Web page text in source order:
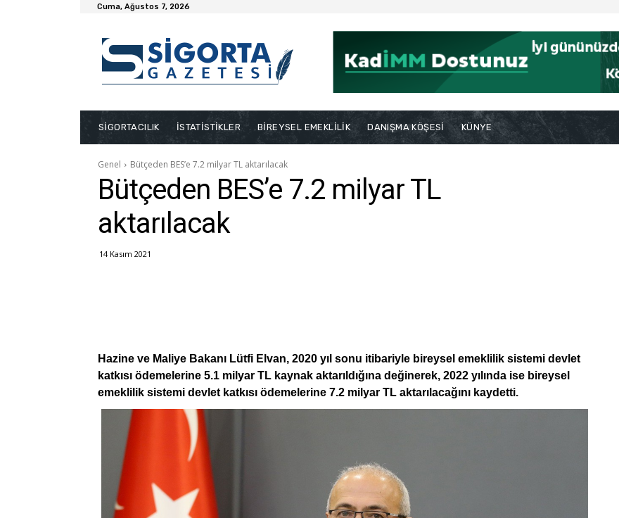
Cuma, Ağustos 7, 2026
SİGORTACILIK İSTATİSTİKLER BİREYSEL EMEKLİLİK DANIŞMA KÖŞESİ KÜNYE
Genel Bütçeden BES’e 7.2 milyar TL aktarılacak
Bütçeden BES’e 7.2 milyar TL
aktarılacak
14 Kasım 2021
Hazine ve Maliye Bakanı Lütfi Elvan, 2020 yıl sonu itibariyle bireysel emeklilik sistemi devlet
katkısı ödemelerine 5.1 milyar TL kaynak aktarıldığına değinerek, 2022 yılında ise bireysel
emeklilik sistemi devlet katkısı ödemelerine 7.2 milyar TL aktarılacağını kaydetti.